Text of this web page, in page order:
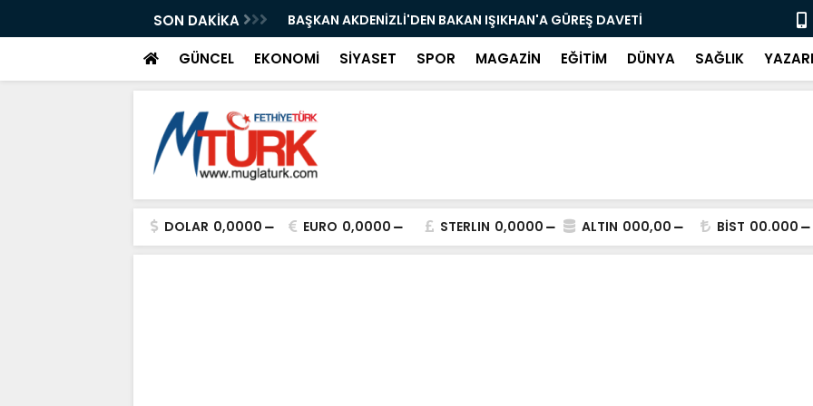
SON DAKİKA
İşgaline Sıkı Denetim” BAŞKAN AKDENİZLİ'DEN BAKAN IŞIKHAN'A GÜREŞ DAVETİ "Bir
GÜNCEL EKONOMİ SİYASET SPOR MAGAZİN EĞİTİM DÜNYA SAĞLIK
DOLAR 0,0000 EURO 0,0000 STERLIN 0,0000 ALTIN 000,00 BİST 00.000